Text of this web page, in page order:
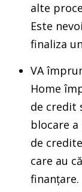
alte
Este
finaliza
VA
Home
de credit
blocare
de
care au
finanțare.